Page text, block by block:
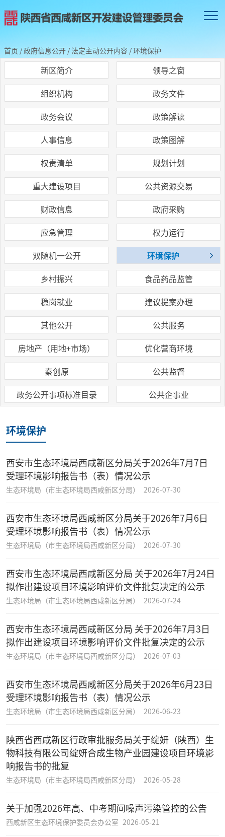
首页 /政府信息公开 / 法定主动公开内容 /环境保护
新区简介
领导之窗
组织机构
政务文件
政务会议
政策解读
人事信息
政策图解
权责清单
规划计划
重大建设项目
公共资源交易
财政信息
政府采购
应急管理
权力运行
双随机一公开
环境保护
乡村振兴
食品药品监管
稳岗就业
建议提案办理
其他公开
公共服务
房地产（用地+市场）
优化营商环境
秦创原
公共监督
政务公开事项标准目录
公共企事业
环境保护
西安市生态环境局西咸新区分局关于2026年7月7日
受理环境影响报告书（表）情况公示
生态环境局（市生态环境局西咸新区分局） 2026-07-30
西安市生态环境局西咸新区分局关于2026年7月6日
受理环境影响报告书（表）情况公示
生态环境局（市生态环境局西咸新区分局） 2026-07-30
西安市生态环境局西咸新区分局 关于2026年7月24日
拟作出建设项目环境影响评价文件批复决定的公示
生态环境局（市生态环境局西咸新区分局） 2026-07-24
西安市生态环境局西咸新区分局 关于2026年7月3日
拟作出建设项目环境影响评价文件批复决定的公示
生态环境局（市生态环境局西咸新区分局） 2026-07-03
西安市生态环境局西咸新区分局关于2026年6月23日
受理环境影响报告书（表）情况公示
生态环境局（市生态环境局西咸新区分局） 2026-06-23
陕西省西咸新区行政审批服务局关于绽妍（陕西）生
物科技有限公司绽妍合成生物产业园建设项目环境影
响报告书的批复
生态环境局（市生态环境局西咸新区分局） 2026-05-28
关于加强2026年高、中考期间噪声污染管控的公告
西咸新区生态环境保护委员会办公室 2026-05-21